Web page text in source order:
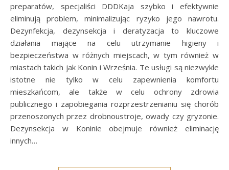
preparatów, specjaliści DDDKaja szybko i efektywnie
eliminują problem, minimalizując ryzyko jego nawrotu.
Dezynfekcja, dezynsekcja i deratyzacja to kluczowe
działania mające na celu utrzymanie higieny i
bezpieczeństwa w różnych miejscach, w tym również w
miastach takich jak Konin i Września. Te usługi są niezwykle
istotne nie tylko w celu zapewnienia komfortu
mieszkańcom, ale także w celu ochrony zdrowia
publicznego i zapobiegania rozprzestrzenianiu się chorób
przenoszonych przez drobnoustroje, owady czy gryzonie.
Dezynsekcja w Koninie obejmuje również eliminację
innych…